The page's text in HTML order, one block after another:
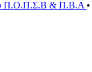
Π.Ο.Π.Σ.Β & Π.Β.Α •